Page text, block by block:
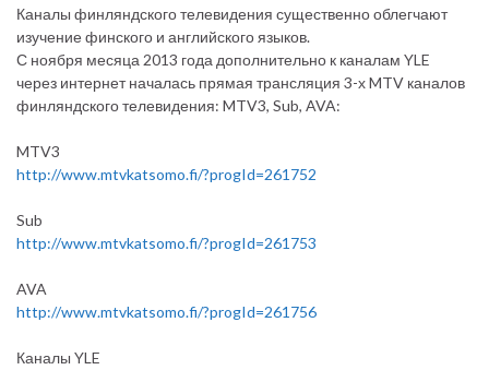
Каналы финляндского телевидения существенно облегчают
изучение финского и английского языков.
С ноября месяца 2013 года дополнительно к каналам YLE
через интернет началась прямая трансляция 3-х MTV каналов
финляндского телевидения: MTV3, Sub, AVA:
MTV3
http://www.mtvkatsomo.fi/?progId=261752
Sub
http://www.mtvkatsomo.fi/?progId=261753
AVA
http://www.mtvkatsomo.fi/?progId=261756
Каналы YLE